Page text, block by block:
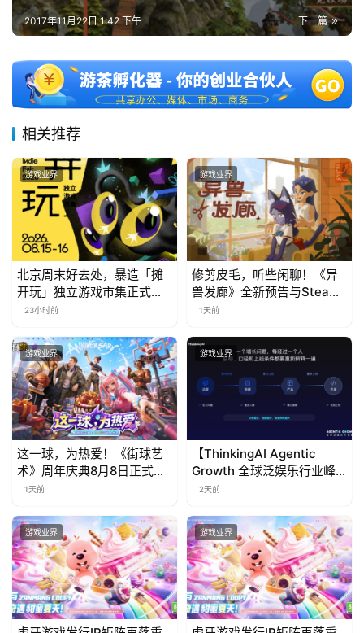
接
上
海
站
中
文
中
国
)
下一篇
2017年11月22日 1:42 下午
相关推荐
游戏业界
北京周末好去处，暴造「摊
开玩」独立游戏市集正式开
票！
23小时前
游戏业界
修剪皮毛，听些闲聊！《异
兽发廊》全新预告与Steam
免费试玩公开
1天前
游戏业界
这一球，为热爱！《街球艺
术》周年庆典8月8日正式上
线，多重福利与全新内容同
1天前
游戏业界
【ThinkingAI Agentic
Growth 全球泛娱乐行业峰
会】Agent 时代，人到底负
2天前
游戏业界 游戏业界